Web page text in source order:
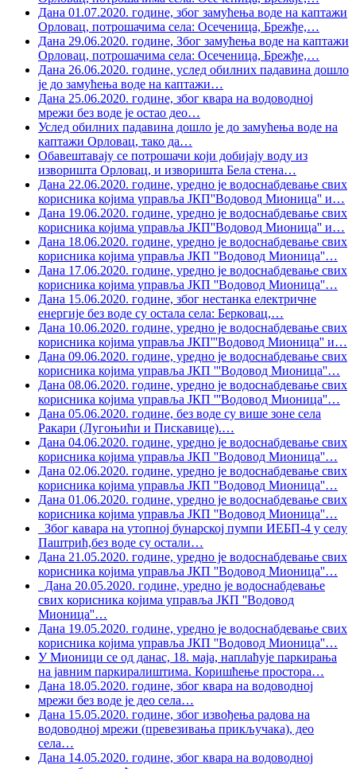
Дана 01.07.2020. године, због замућења воде на каптажи
Орловац, потрошачима села: Осеченица, Брежђе,…
Дана 29.06.2020. године, Због замућења воде на каптажи
Орловац, потрошачима села: Осеченица, Брежђе,…
Дана 26.06.2020. године, услед обилних падавина дошло
је до замућења воде на каптажи…
Дана 25.06.2020. године, због квара на водоводној
мрежи без воде је остао део…
Услед обилних падавина дошло је до замућења воде на
каптажи Орловац, тако да…
Обавештавају се потрошачи који добијају воду из
изворишта Орловац, и изворишта Бела стена…
Дана 22.06.2020. године, уредно је водоснабдевање свих
корисника којима управља ЈКП''Водовод Мионица'' и…
Дана 19.06.2020. године, уредно је водоснабдевање свих
корисника којима управља ЈКП''Водовод Мионица'' и…
Дана 18.06.2020. године, уредно је водоснабдевање свих
корисника којима управља ЈКП ''Водовод Мионица''…
Дана 17.06.2020. године, уредно је водоснабдевање свих
корисника којима управља ЈКП ''Водовод Мионица''…
Дана 15.06.2020. године, због нестанка електричне
енергије без воде су остала села: Берковац,…
Дана 10.06.2020. године, уредно је водоснабдевање свих
корисника којима управља ЈКП'''Водовод Мионица'' и…
Дана 09.06.2020. године, уредно је водоснабдевање свих
корисника којима управља ЈКП '''Водовод Мионица''…
Дана 08.06.2020. године, уредно је водоснабдевање свих
корисника којима управља ЈКП '''Водовод Мионица''…
Дана 05.06.2020. године, без воде су више зоне села
Ракари (Лугоњићи и Пискавице).…
Дана 04.06.2020. године, уредно је водоснабдевање свих
корисника којима управља ЈКП ''Водовод Мионица''…
Дана 02.06.2020. године, уредно је водоснабдевање свих
корисника којима управља ЈКП ''Водовод Мионица''…
Дана 01.06.2020. године, уредно је водоснабдевање свих
корисника којима управља ЈКП ''Водовод Мионица''…
Због кавара на утопној бунарској пумпи ИЕБП-4 у селу
Паштрић,без воде су остали…
Дана 21.05.2020. године, уредно је водоснабдевање свих
корисника којима управља ЈКП ''Водовод Мионица''…
Дана 20.05.2020. године, уредно је водоснабдевање
свих корисника којима управља ЈКП ''Водовод
Мионица''…
Дана 19.05.2020. године, уредно је водоснабдевање свих
корисника којима управља ЈКП ''Водовод Мионица''…
У Мионици се од данас, 18. маја, наплаћује паркирања
на јавним паркиралиштима. Коришћење простора…
Дана 18.05.2020. године, због квара на водоводној
мрежи без воде је део села…
Дана 15.05.2020. године, због извођења радова на
водоводној мрежи (превезивања прикључака), део
села…
Дана 14.05.2020. године, због квара на водоводној